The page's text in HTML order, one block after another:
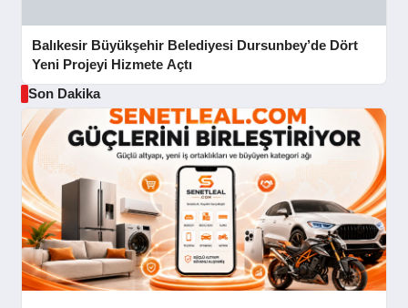
Balıkesir Büyükşehir Belediyesi Dursunbey’de Dört
Yeni Projeyi Hizmete Açtı
Son Dakika